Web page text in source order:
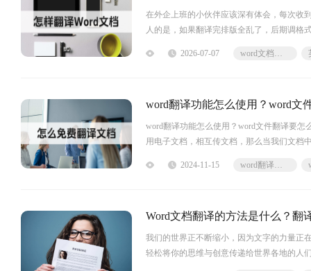
在外企上班的小伙伴应该深有体会，每次收
人的是，如果翻译完排版全乱了，后期调格
出五款不
2026-07-07 word文档翻译工具
word翻译功能怎么使用？word文
word翻译功能怎么使用？word文件翻译要
用电子文档，相互传文档，那么当我们文档
行翻译，而且是根据自己当篇内容进行翻
2024-11-15 word翻译功能怎么使用
Word文档翻译的方法是什么？翻
我们的世界正不断缩小，因为文字的力量正
轻松将你的思维与创意传递给世界各地的人